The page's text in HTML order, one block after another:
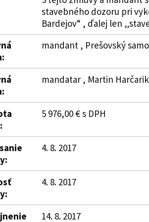
stavebného dozoru pri
Bardejov“ , ďalej len
mandant , Prešovský
mandatar , Martin
5 976,00 € s DPH
4. 8. 2017
4. 8. 2017
14. 8. 2017